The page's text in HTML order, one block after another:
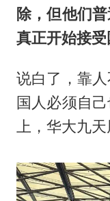
除，但他们
真正开始接受
说白了，靠
国人必须自
上，华大九天